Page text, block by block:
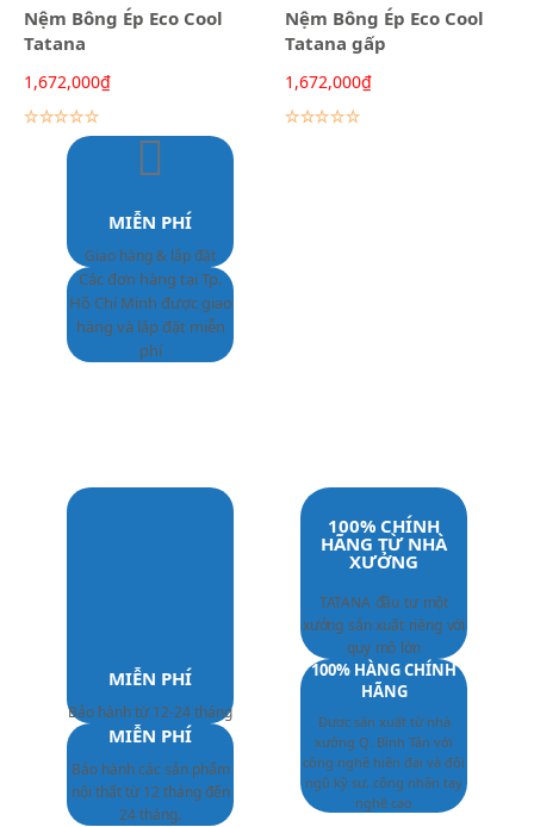
Nệm Bông Ép Eco Cool
Tatana
1,672,000₫
Lựa chọn các tùy chọn
Nệm Bông Ép Eco Cool
Tatana gấp
1,672,000₫
Lựa chọn các tùy chọn
MIỄN PHÍ
Giao hàng & lắp đặt
Các đơn hàng tại Tp.
Hồ Chí Minh được giao
hàng và lắp đặt miễn
phí
MIỄN PHÍ
Bảo hành từ 12-24 tháng
MIỄN PHÍ
Bảo hành các sản phẩm
nội thất từ 12 tháng đến
24 tháng.
100% CHÍNH
HÃNG TỪ NHÀ
XƯỞNG
TATANA đầu tư một
xưởng sản xuất riêng với
quy mô lớn
100% HÀNG CHÍNH
HÃNG
Được sản xuất từ nhà
xưởng Q. Bình Tân với
công nghệ hiện đại và đội
ngũ kỹ sư, công nhân tay
nghề cao